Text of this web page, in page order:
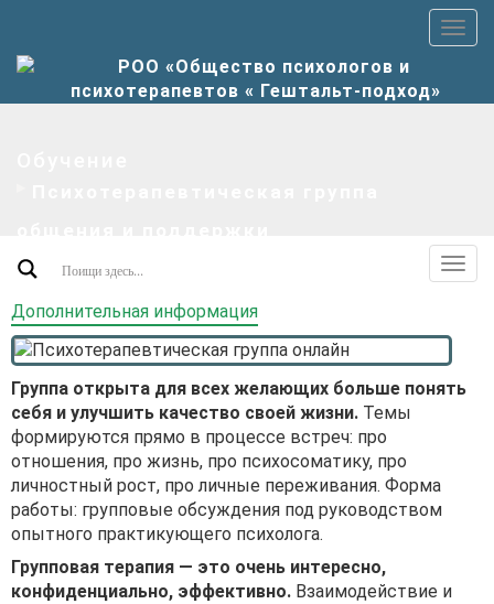
Дополнительная информация
Группа открыта для всех желающих больше понять
себя и улучшить качество своей жизни. Темы
формируются прямо в процессе встреч: про
отношения, про жизнь, про психосоматику, про
личностный рост, про личные переживания. Форма
работы: групповые обсуждения под руководством
опытного практикующего психолога.
Групповая терапия — это очень интересно,
конфиденциально, эффективно. Взаимодействие и